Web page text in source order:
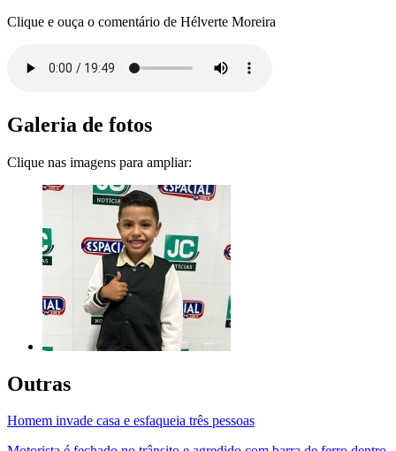
Clique e ouça o comentário de Hélverte Moreira
Galeria de fotos
Clique nas imagens para ampliar:
Outras
Homem invade casa e esfaqueia três pessoas